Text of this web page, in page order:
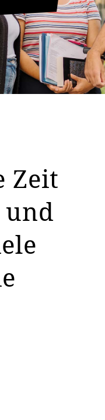
Zeit